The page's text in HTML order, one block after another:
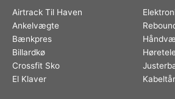
Airtrack Til Haven
Ankelvægte
Bænkpres
Billardkø
Crossfit Sko
El Klaver